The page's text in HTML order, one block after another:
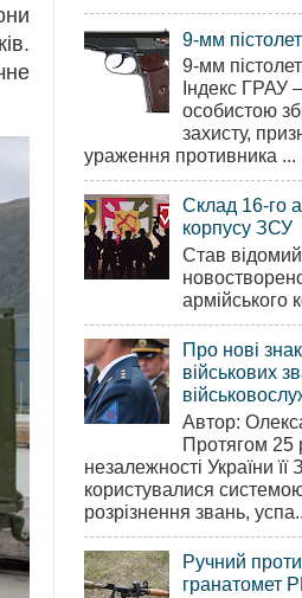
9-мм
9-мм
Індекс ГРАУ
особистою
захисту,
ураження противника ...
Склад 16-го
корпусу ЗСУ
Став
армійського
Про нові
військових
Автор:
Протягом 25
незалежності України
користувалися
розрізнення звань, успа...
Ручний
гранатомет